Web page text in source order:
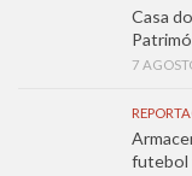
Casa
7
futebol